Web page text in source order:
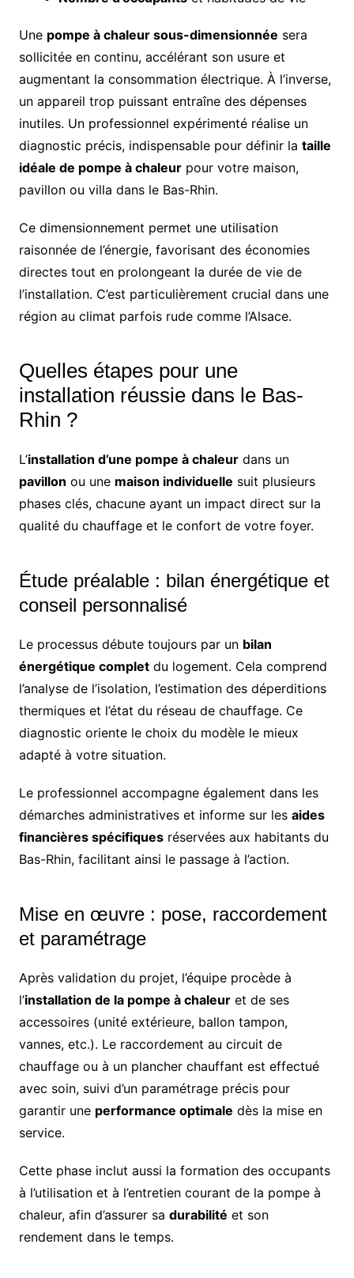
Une pompe à chaleur sous-dimensionnée sera
sollicitée en continu, accélérant son usure et
augmentant la consommation électrique. À l’inverse,
un appareil trop puissant entraîne des dépenses
inutiles. Un professionnel expérimenté réalise un
diagnostic précis, indispensable pour définir la taille
idéale de pompe à chaleurpour votre maison,
pavillon ou villa dans le Bas-Rhin.
Ce dimensionnement permet une utilisation
raisonnée de l’énergie, favorisant des économies
directes tout en prolongeant la durée de vie de
l’installation. C’est particulièrement crucial dans une
région au climat parfois rude comme l’Alsace.
Quelles étapes pour une
installation réussie dans le Bas-
Rhin ?
L’installation d’une pompe à chaleurdans un
pavillon ou une maison individuelle suit plusieurs
phases clés, chacune ayant un impact direct sur la
qualité du chauffage et le confort de votre foyer.
Étude préalable : bilan énergétique et
conseil personnalisé
Le processus débute toujours par un bilan
énergétique completdu logement. Cela comprend
l’analyse de l’isolation, l’estimation des déperditions
thermiques et l’état du réseau de chauffage. Ce
diagnostic oriente le choix du modèle le mieux
adapté à votre situation.
Le professionnel accompagne également dans les
démarches administratives et informe sur les aides
financières spécifiquesréservées aux habitants du
Bas-Rhin, facilitant ainsi le passage à l’action.
Mise en œuvre : pose, raccordement
et paramétrage
Après validation du projet, l’équipe procède à
l’installation de la pompe à chaleuret de ses
accessoires (unité extérieure, ballon tampon,
vannes, etc.). Le raccordement au circuit de
chauffage ou à un plancher chauffant est effectué
avec soin, suivi d’un paramétrage précis pour
garantir une performance optimale dès la mise en
service.
Cette phase inclut aussi la formation des occupants
à l’utilisation et à l’entretien courant de la pompe à
chaleur, afin d’assurer sa durabilité et son
rendement dans le temps.